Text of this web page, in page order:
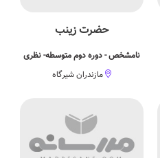
حضرت زینب
نامشخص - دوره دوم متوسطه- نظری
مازندران شیرگاه